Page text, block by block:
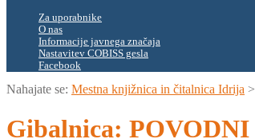
Za uporabnike
O nas
Informacije javnega značaja
Nastavitev COBISS gesla
Facebook
Nahajate se: Mestna knjižnica in čitalnica Idrija >
Gibalnica: